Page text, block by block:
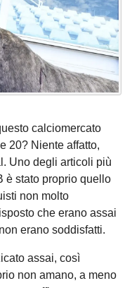
calciomercato
20? Niente affatto,
Uno degli articoli più
è stato proprio quello
non molto
che erano assai
erano soddisfatti.
assai, così
non amano, a meno